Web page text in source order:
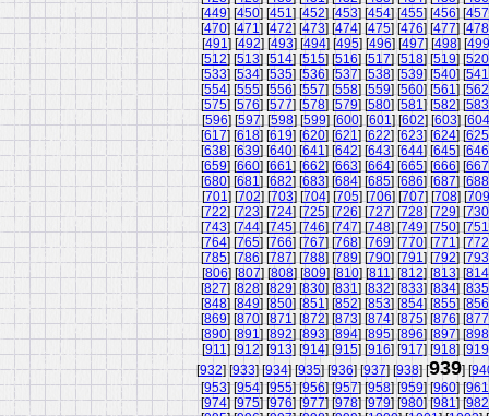
[449] [450] [451] [452] [453] [454] [455] [456] [457
[470] [471] [472] [473] [474] [475] [476] [477] [478
[491] [492] [493] [494] [495] [496] [497] [498] [499
[512] [513] [514] [515] [516] [517] [518] [519] [520
[533] [534] [535] [536] [537] [538] [539] [540] [541
[554] [555] [556] [557] [558] [559] [560] [561] [562
[575] [576] [577] [578] [579] [580] [581] [582] [583
[596] [597] [598] [599] [600] [601] [602] [603] [604
[617] [618] [619] [620] [621] [622] [623] [624] [625
[638] [639] [640] [641] [642] [643] [644] [645] [646
[659] [660] [661] [662] [663] [664] [665] [666] [667
[680] [681] [682] [683] [684] [685] [686] [687] [688
[701] [702] [703] [704] [705] [706] [707] [708] [709
[722] [723] [724] [725] [726] [727] [728] [729] [730
[743] [744] [745] [746] [747] [748] [749] [750] [751
[764] [765] [766] [767] [768] [769] [770] [771] [772
[785] [786] [787] [788] [789] [790] [791] [792] [793
[806] [807] [808] [809] [810] [811] [812] [813] [814
[827] [828] [829] [830] [831] [832] [833] [834] [835
[848] [849] [850] [851] [852] [853] [854] [855] [856
[869] [870] [871] [872] [873] [874] [875] [876] [877
[890] [891] [892] [893] [894] [895] [896] [897] [898
[911] [912] [913] [914] [915] [916] [917] [918] [919
[932] [933] [934] [935] [936] [937] [938] [939] [
[953] [954] [955] [956] [957] [958] [959] [960] [961
[974] [975] [976] [977] [978] [979] [980] [981] [982